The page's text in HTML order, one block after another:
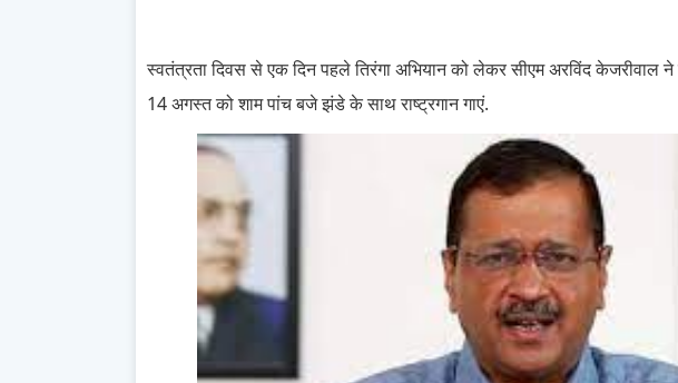
स्वतंत्रता दिवस से एक दिन पहले तिरंगा अभियान को लेकर सीएम अरविंद केजरीवाल
14 अगस्त को शाम पांच बजे झंडे के साथ राष्ट्रगान गाएं.